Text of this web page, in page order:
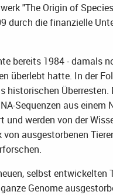
"The Origin of
durch die finanzielle
bereits 1984 - damals
überlebt hatte. In der
historischen
Sequenzen aus einem
und werden von der
ausgestorbenen
selbst entwickelten
Genome